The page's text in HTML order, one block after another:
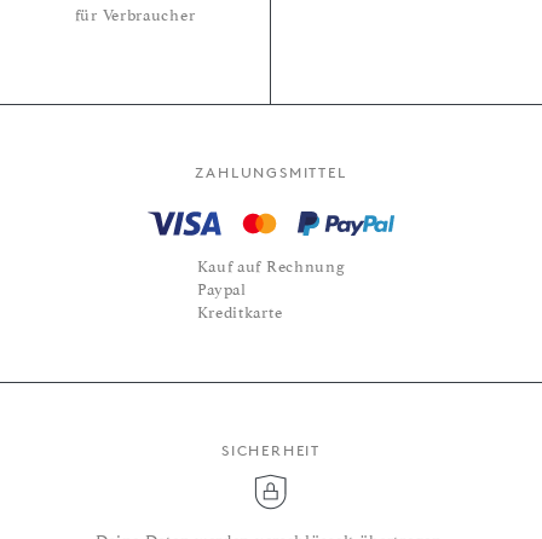
für Verbraucher
ZAHLUNGSMITTEL
Kauf auf Rechnung
Paypal
Kreditkarte
SICHERHEIT